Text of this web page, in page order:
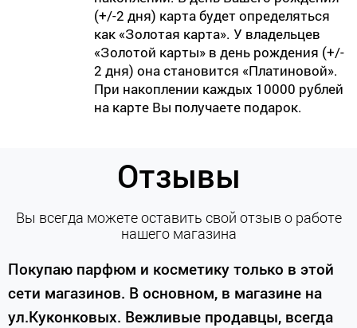
(+/-2 дня) карта будет определяться
как «Золотая карта». У владельцев
«Золотой карты» в день рождения (+/-
2 дня) она становится «Платиновой».
При накоплении каждых 10000 рублей
на карте Вы получаете подарок.
Отзывы
Вы всегда можете оставить свой отзыв о работе
нашего магазина
Покупаю парфюм и косметику только в этой
сети магазинов. В основном, в магазине на
ул.Куконковых. Вежливые продавцы, всегда